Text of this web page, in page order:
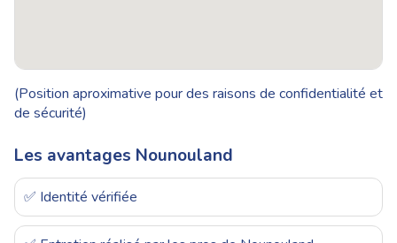
(Position aproximative pour des raisons de confidentialité et
de sécurité)
Les avantages Nounouland
✅ Identité vérifiée